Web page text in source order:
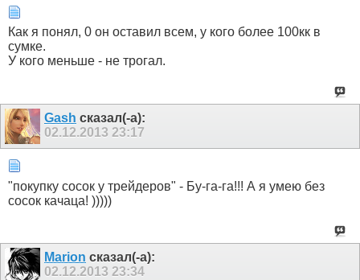
Как я понял, 0 он оставил всем, у кого более 100кк в
сумке.
У кого меньше - не трогал.
Gash сказал(-а):
02.12.2013 23:17
"покупку сосок у трейдеров" - Бу-га-га!!! А я умею без
сосок качаца! )))))
Marion сказал(-а):
02.12.2013 23:34